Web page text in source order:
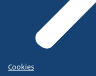
Cookies